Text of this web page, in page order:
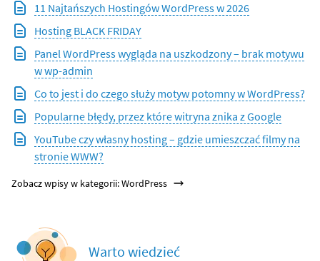
11 Najtańszych Hostingów WordPress w 2026
Hosting BLACK FRIDAY
Panel WordPress wygląda na uszkodzony – brak motywu
w wp-admin
Co to jest i do czego służy motyw potomny w WordPress?
Popularne błędy, przez które witryna znika z Google
YouTube czy własny hosting – gdzie umieszczać filmy na
stronie WWW?
Zobacz wpisy w kategorii: WordPress
Warto wiedzieć